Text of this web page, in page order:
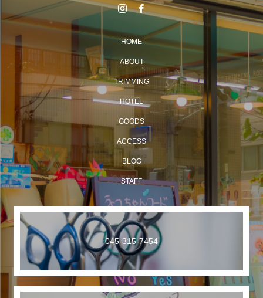
HOME
ABOUT
TRIMMING
HOTEL
GOODS
ACCESS
BLOG
STAFF
045-315-7454